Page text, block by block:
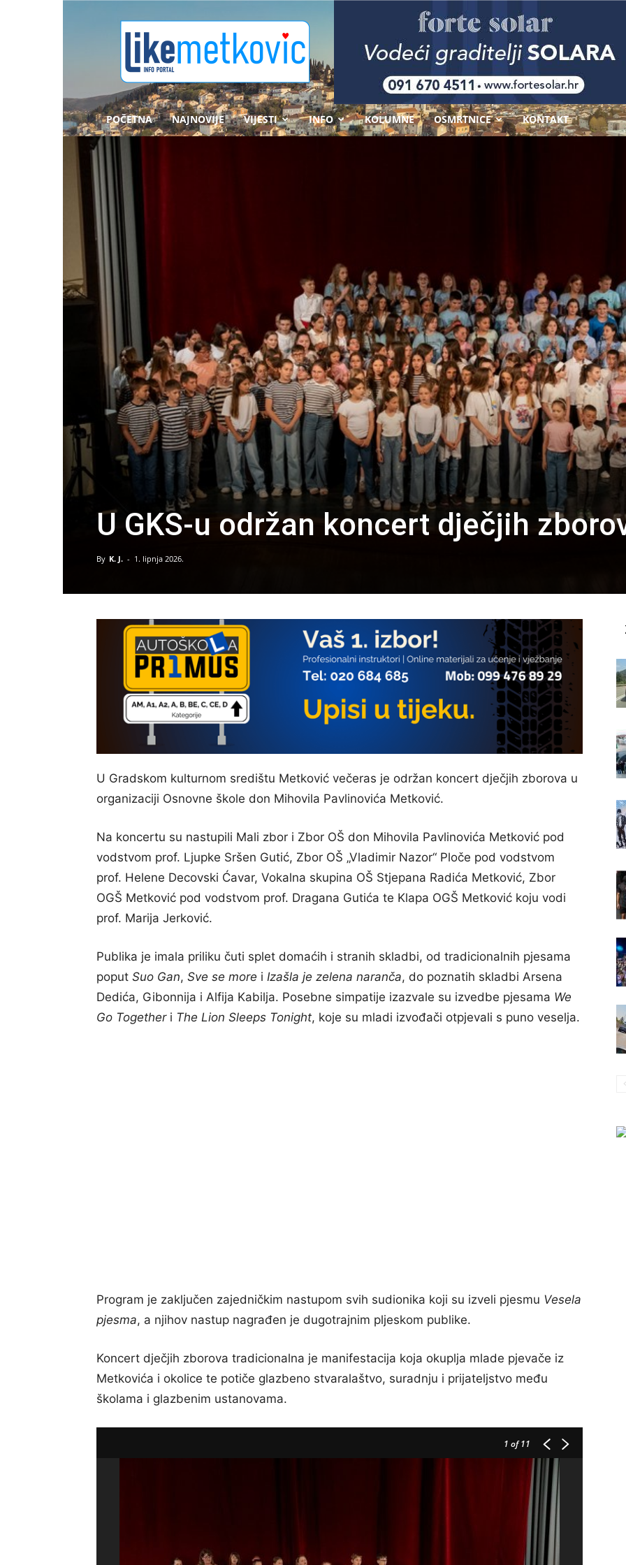
POČETNA NAJNOVIJE VIJESTI INFO KOLUMNE OSMRTNICE KONTAKT
U GKS-u održan koncert dječjih
By K. J. - 1. lipnja 2026.
U Gradskom kulturnom središtu Metković večeras je održan koncert dječjih zborova u
organizaciji Osnovne škole don Mihovila Pavlinovića Metković.
Na koncertu su nastupili Mali zbor i Zbor OŠ don Mihovila Pavlinovića Metković pod
vodstvom prof. Ljupke Sršen Gutić, Zbor OŠ „Vladimir Nazor“ Ploče pod vodstvom
prof. Helene Decovski Ćavar, Vokalna skupina OŠ Stjepana Radića Metković, Zbor
OGŠ Metković pod vodstvom prof. Dragana Gutića te Klapa OGŠ Metković koju vodi
prof. Marija Jerković.
Publika je imala priliku čuti splet domaćih i stranih skladbi, od tradicionalnih pjesama
poput Suo Gan, Sve se more i Izašla je zelena naranča, do poznatih skladbi Arsena
Dedića, Gibonnija i Alfija Kabilja. Posebne simpatije izazvale su izvedbe pjesama We
Go Togetheri The Lion Sleeps Tonight, koje su mladi izvođači otpjevali s puno veselja.
Program je zaključen zajedničkim nastupom svih sudionika koji su izveli pjesmu Vesela
pjesma, a njihov nastup nagrađen je dugotrajnim pljeskom publike.
Koncert dječjih zborova tradicionalna je manifestacija koja okuplja mlade pjevače iz
Metkovića i okolice te potiče glazbeno stvaralaštvo, suradnju i prijateljstvo među
školama i glazbenim ustanovama.
1 of 11